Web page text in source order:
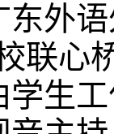
外
联心
生